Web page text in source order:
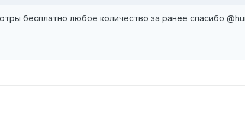
бесплатно любое количество за ранее спасибо